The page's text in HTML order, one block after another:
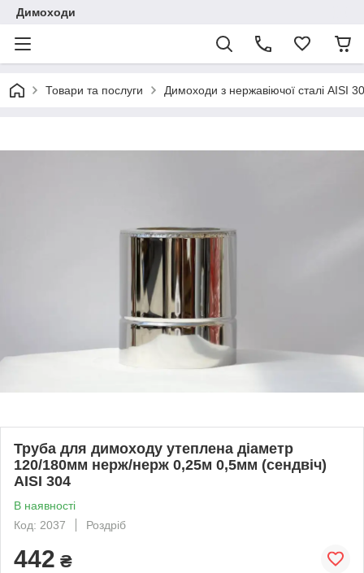
Димоходи
Товари та послуги Димоходи з нержавіючої сталі
Труба для димоходу утеплена діаметр
120/180мм нерж/нерж 0,25м 0,5мм (сендвіч)
AISI 304
В наявності
Код: 2037
Роздріб
442 ₴